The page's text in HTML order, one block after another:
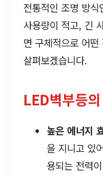
전통적인 조명 방
사용량이 적고, 긴
면 구체적으로 어
살펴보겠습니다.
LED벽부등
높은 에너지
을 지니고 있
용되는 전력